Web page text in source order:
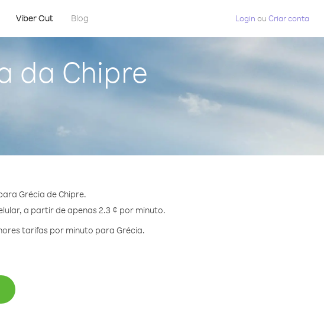
Viber Out Blog Login ou Criar conta
da Chipre
Grécia de Chipre.
a partir de apenas 2.3 ¢ por minuto.
tarifas por minuto para Grécia.